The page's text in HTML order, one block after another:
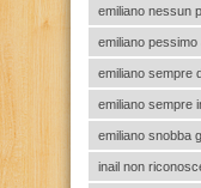
emiliano nessun
emiliano
emiliano sempre
emiliano sempre
emiliano snobba
inail non